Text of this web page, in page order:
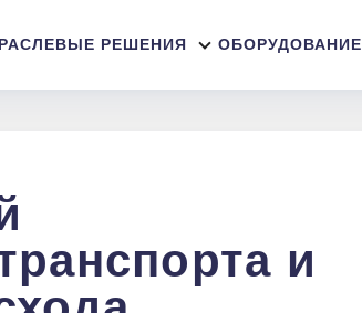
РЕШЕНИЯ ОБОРУДОВАНИЕ
и